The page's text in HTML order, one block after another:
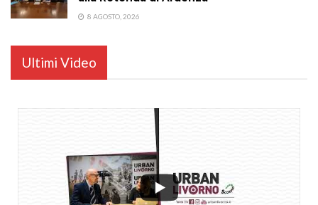
8 AGOSTO, 2026
Ultimi Video